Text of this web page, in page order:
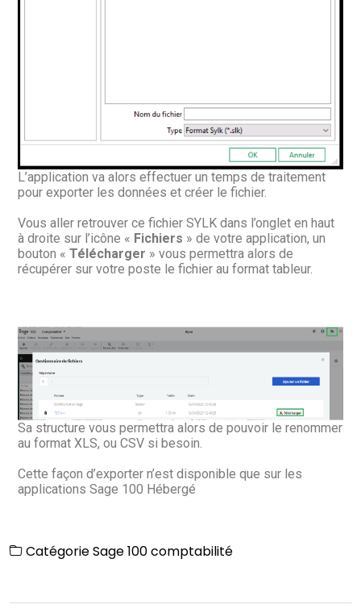
L’application va alors effectuer un temps de traitement
pour exporter les données et créer le fichier.
Vous aller retrouver ce fichier SYLK dans l’onglet en haut
à droite sur l’icône « Fichiers » de votre application, un
bouton « Télécharger » vous permettra alors de
récupérer sur votre poste le fichier au format tableur.
Sa structure vous permettra alors de pouvoir le renommer
au format XLS, ou CSV si besoin.
Cette façon d’exporter n’est disponible que sur les
applications Sage 100 Hébergé
CatégorieSage 100 comptabilité